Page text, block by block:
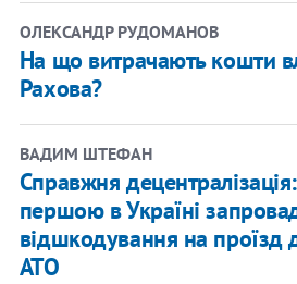
ОЛЕКСАНДР РУДОМАНОВ
​На що витрачають кошти
Рахова?
ВАДИМ ШТЕФАН
Справжня
першою в Україні
відшкодування на проїзд
АТО